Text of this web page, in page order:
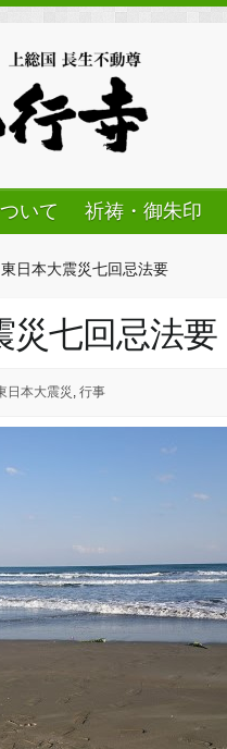
いて 祈祷・御朱印
東日本大震災七回忌法要
災七回忌法要
日本大震災 行事